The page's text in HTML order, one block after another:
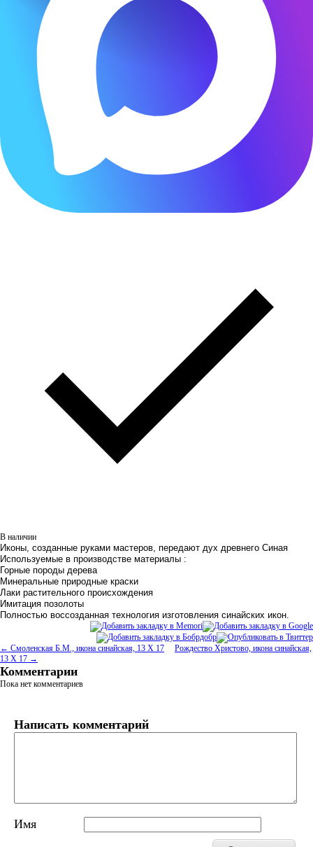
В наличии
Иконы, созданные руками мастеров, передают дух древнего Синая
Используемые в производстве материалы :
Горные породы дерева
Минеральные природные краски
Лаки растительного происхождения
Имитация позолоты
Полностью воссозданная технология изготовления синайских икон.
← Смоленская Б.М., икона синайская, 13 Х 17
Рождество Христово, икона синайская,
13 Х 17 →
Комментарии
Пока нет комментариев
Написать комментарий
Имя